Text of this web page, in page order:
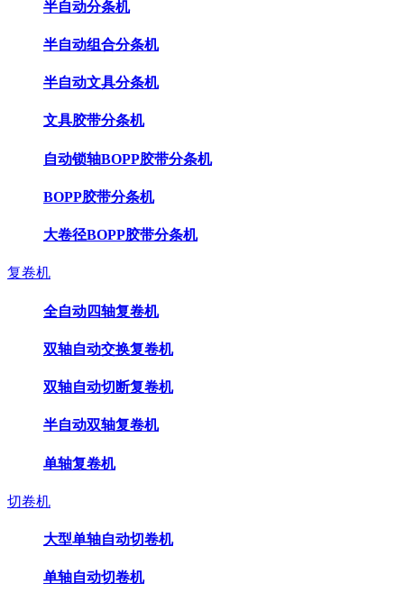
半自动分条机
半自动组合分条机
半自动文具分条机
文具胶带分条机
自动锁轴BOPP胶带分条机
BOPP胶带分条机
大卷径BOPP胶带分条机
复卷机
全自动四轴复卷机
双轴自动交换复卷机
双轴自动切断复卷机
半自动双轴复卷机
单轴复卷机
切卷机
大型单轴自动切卷机
单轴自动切卷机